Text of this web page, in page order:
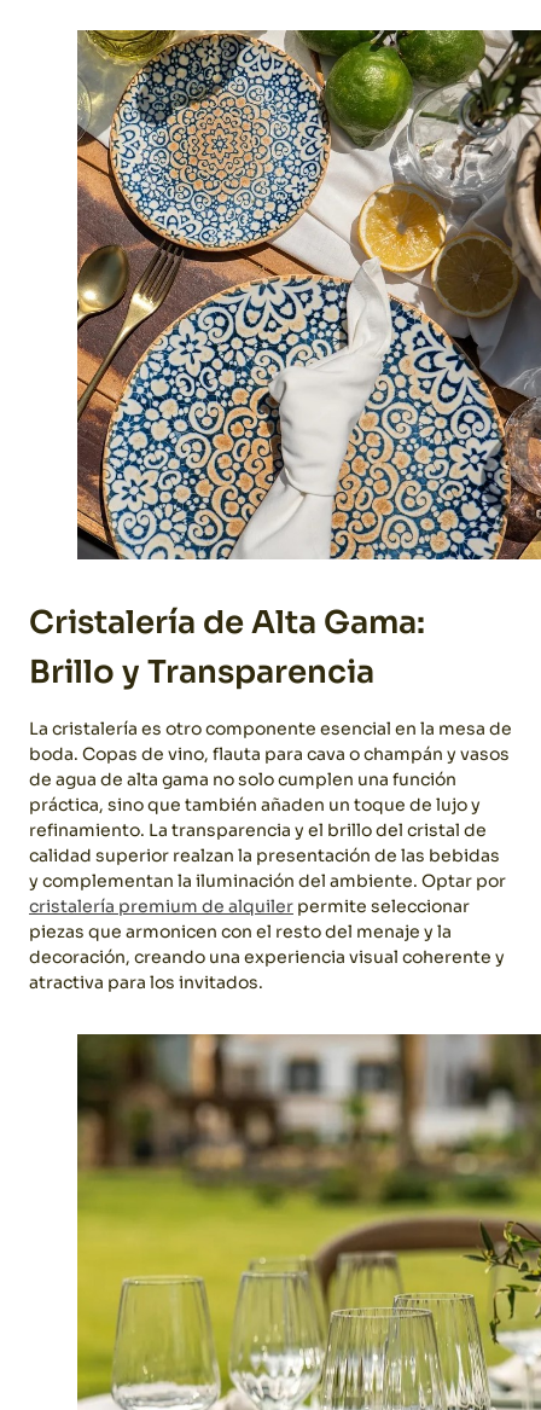
Cristalería de Alta Gama:
Brillo y Transparencia
La cristalería es otro componente esencial en la mesa de
boda. Copas de vino, flauta para cava o champán y vasos
de agua de alta gama no solo cumplen una función
práctica, sino que también añaden un toque de lujo y
refinamiento. La transparencia y el brillo del cristal de
calidad superior realzan la presentación de las bebidas
y complementan la iluminación del ambiente. Optar por
cristalería premium de alquiler permite seleccionar
piezas que armonicen con el resto del menaje y la
decoración, creando una experiencia visual coherente y
atractiva para los invitados.